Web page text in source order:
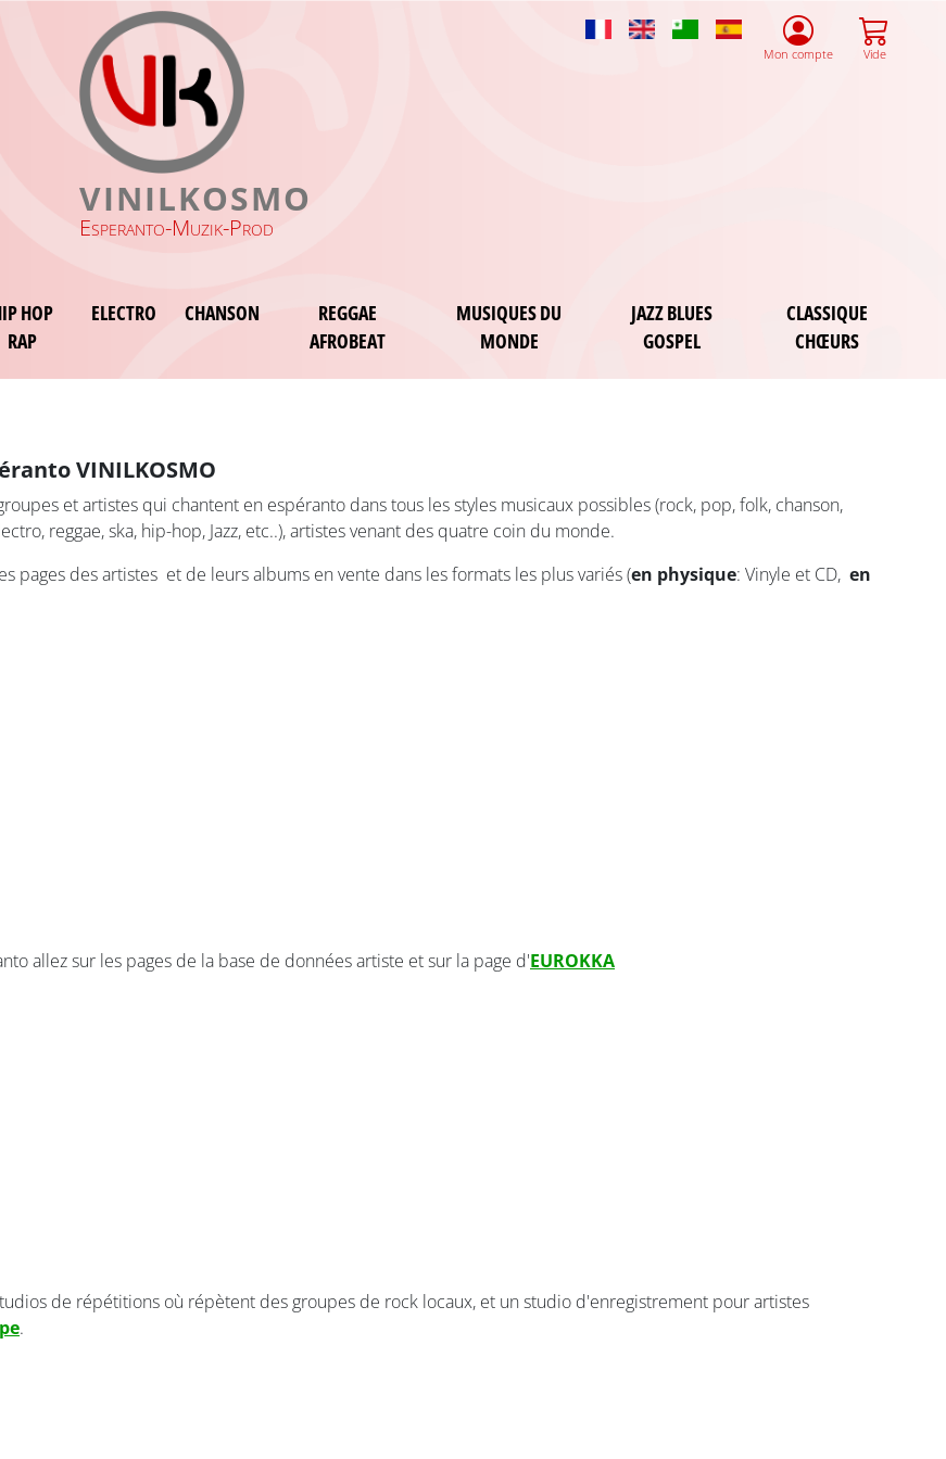
VINILKOSMO
Esperanto-Muzik-Prod
SpanishMon compte Vide
HOP
RAP
ELECTRO CHANSON
REGGAE
AFROBEAT
MUSIQUES DU
MONDE
JAZZ BLUES
GOSPEL
CLASSIQUE
CHŒURS
VINILKOSMO
et artistes qui chantent en espéranto dans tous les styles musicaux possibles (rock, pop, folk, chanson,
reggae, ska, hip-hop, Jazz, etc..), artistes venant des quatre coin du monde.
pages des artistes et de leurs albums en vente dans les formats les plus variés (en physique: Vinyle et CD, en
allez sur les pages de la base de données artiste et sur la page d'EUROKKA
de répétitions où répètent des groupes de rock locaux, et un studio d'enregistrement pour artistes
.